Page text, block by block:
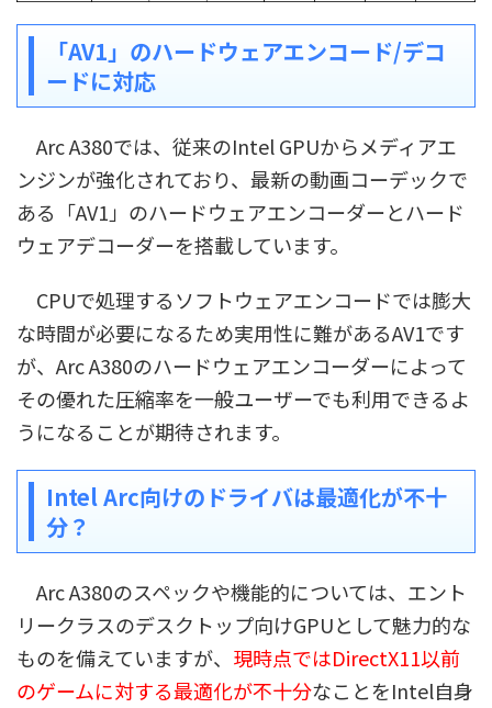
「AV1」のハードウェアエンコード/デコ
ードに対応
Arc A380では、従来のIntel GPUからメディアエ
ンジンが強化されており、最新の動画コーデックで
ある「AV1」のハードウェアエンコーダーとハード
ウェアデコーダーを搭載しています。
CPUで処理するソフトウェアエンコードでは膨大
な時間が必要になるため実用性に難があるAV1です
が、Arc A380のハードウェアエンコーダーによって
その優れた圧縮率を一般ユーザーでも利用できるよ
うになることが期待されます。
Intel Arc向けのドライバは最適化が不十
分？
Arc A380のスペックや機能的については、エント
リークラスのデスクトップ向けGPUとして魅力的な
ものを備えていますが、 現時点ではDirectX11以前
のゲームに対する最適化が不十分なことをIntel自身